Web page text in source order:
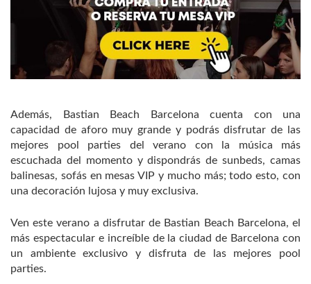
Además, Bastian Beach Barcelona cuenta con una
capacidad de aforo muy grande y podrás disfrutar de las
mejores pool parties del verano con la música más
escuchada del momento y dispondrás de sunbeds, camas
balinesas, sofás en mesas VIP y mucho más; todo esto, con
una decoración lujosa y muy exclusiva.
Ven este verano a disfrutar de Bastian Beach Barcelona, el
más espectacular e increíble de la ciudad de Barcelona con
un ambiente exclusivo y disfruta de las mejores pool
parties.